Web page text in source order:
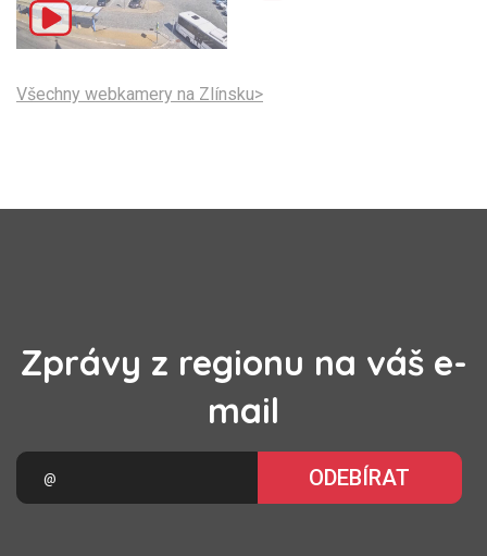
Všechny webkamery na Zlínsku>
Zprávy z regionu na váš e-
mail
ODEBÍRAT